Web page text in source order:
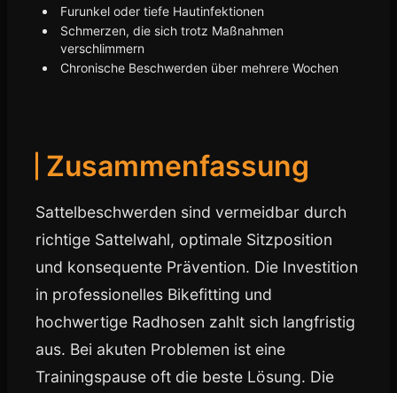
Furunkel oder tiefe Hautinfektionen
Schmerzen, die sich trotz Maßnahmen
verschlimmern
Chronische Beschwerden über mehrere Wochen
Zusammenfassung
Sattelbeschwerden sind vermeidbar durch
richtige Sattelwahl, optimale Sitzposition
und konsequente Prävention. Die Investition
in professionelles Bikefitting und
hochwertige Radhosen zahlt sich langfristig
aus. Bei akuten Problemen ist eine
Trainingspause oft die beste Lösung. Die